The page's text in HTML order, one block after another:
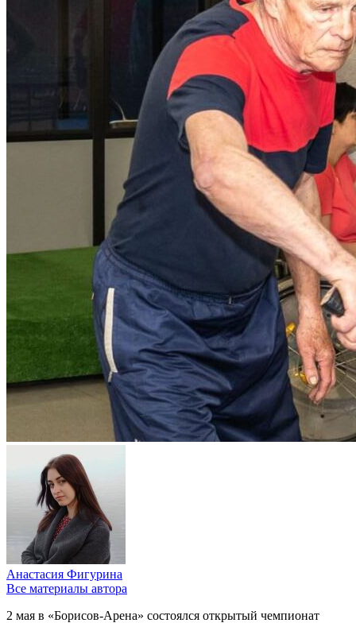
Анастасия Фигурина
Все материалы автора
2 мая в «Борисов-Арена» состоялся открытый чемпионат